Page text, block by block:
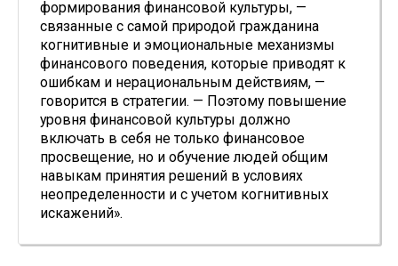
формирования финансовой культуры, —
связанные с самой природой гражданина
когнитивные и эмоциональные механизмы
финансового поведения, которые приводят к
ошибкам и нерациональным действиям, —
говорится в стратегии. — Поэтому повышение
уровня финансовой культуры должно
включать в себя не только финансовое
просвещение, но и обучение людей общим
навыкам принятия решений в условиях
неопределенности и с учетом когнитивных
искажений».